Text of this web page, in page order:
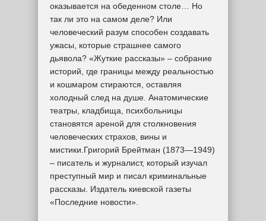
оказывается на обеденном столе… Но
так ли это на самом деле? Или
человеческий разум способен создавать
ужасы, которые страшнее самого
дьявола? «Жуткие рассказы» – собрание
историй, где границы между реальностью
и кошмаром стираются, оставляя
холодный след на душе. Анатомические
театры, кладбища, психбольницы
становятся ареной для столкновения
человеческих страхов, вины и
мистики.Григорий Брейтман (1873—1949)
– писатель и журналист, который изучал
преступный мир и писал криминальные
рассказы. Издатель киевской газеты
«Последние новости».